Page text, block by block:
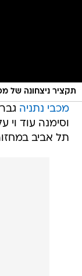
תקציר ניצחונה של מכבי נתניה 1:2 על
מכבי נתניה
וסימנה עוד וי
תל אביב